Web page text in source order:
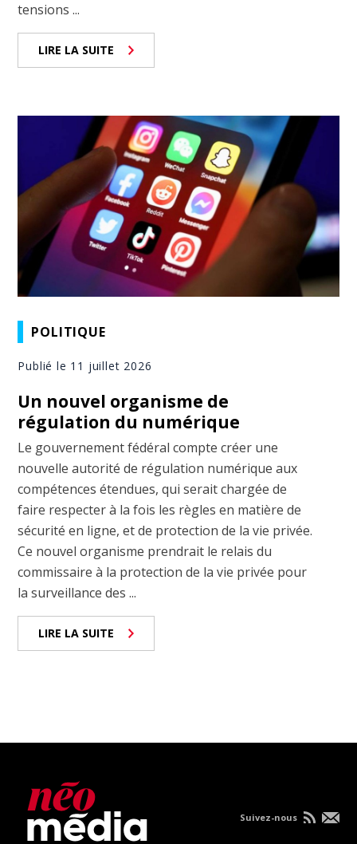
tensions ...
LIRE LA SUITE
POLITIQUE
Publié le 11 juillet 2026
Un nouvel organisme de
régulation du numérique
Le gouvernement fédéral compte créer une
nouvelle autorité de régulation numérique aux
compétences étendues, qui serait chargée de
faire respecter à la fois les règles en matière de
sécurité en ligne, et de protection de la vie privée.
Ce nouvel organisme prendrait le relais du
commissaire à la protection de la vie privée pour
la surveillance des ...
LIRE LA SUITE
Suivez-nous